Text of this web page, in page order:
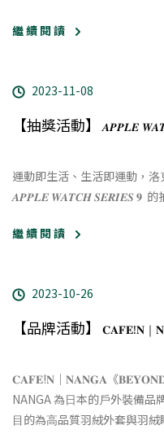
繼 續 閱 讀
2023-11-08
【抽獎活動】 𝑨𝑷𝑷𝑳𝑬
運動即生活、生活即運動， 洛
𝑨𝑷𝑷𝑳𝑬 𝑾𝑨𝑻𝑪𝑯 𝑺𝑬𝑹𝑰𝑬𝑺 𝟗 ​ 的
繼 續 閱 讀
2023-10-26
【品牌活動】 𝐂𝐀𝐅𝐄!𝐍｜
𝐂𝐀𝐅𝐄!𝐍｜𝐍𝐀𝐍𝐆𝐀《𝐁𝐄𝐘𝐎𝐍𝐃
NANGA 為⽇本的⼾外裝備品
⽬的為⾼品質羽絨外套與羽絨